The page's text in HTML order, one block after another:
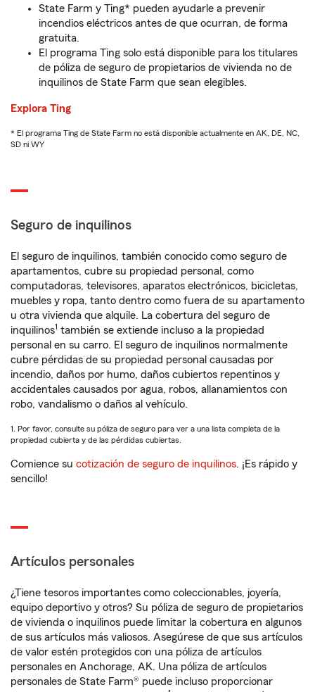
State Farm y Ting* pueden ayudarle a prevenir
incendios eléctricos antes de que ocurran, de forma
gratuita.
El programa Ting solo está disponible para los titulares
de póliza de seguro de propietarios de vivienda no de
inquilinos de State Farm que sean elegibles.
Explora Ting
* El programa Ting de State Farm no está disponible actualmente en AK, DE, NC,
SD ni WY
Seguro de inquilinos
El seguro de inquilinos, también conocido como seguro de
apartamentos, cubre su propiedad personal, como
computadoras, televisores, aparatos electrónicos, bicicletas,
muebles y ropa, tanto dentro como fuera de su apartamento
u otra vivienda que alquile. La cobertura del seguro de
inquilinos1 también se extiende incluso a la propiedad
personal en su carro. El seguro de inquilinos normalmente
cubre pérdidas de su propiedad personal causadas por
incendio, daños por humo, daños cubiertos repentinos y
accidentales causados por agua, robos, allanamientos con
robo, vandalismo o daños al vehículo.
1. Por favor, consulte su póliza de seguro para ver a una lista completa de la
propiedad cubierta y de las pérdidas cubiertas.
Comience su cotización de seguro de inquilinos. ¡Es rápido y
sencillo!
Artículos personales
¿Tiene tesoros importantes como coleccionables, joyería,
equipo deportivo y otros? Su póliza de seguro de propietarios
de vivienda o inquilinos puede limitar la cobertura en algunos
de sus artículos más valiosos. Asegúrese de que sus artículos
de valor estén protegidos con una póliza de artículos
personales en Anchorage, AK. Una póliza de artículos
personales de State Farm® puede incluso proporcionar